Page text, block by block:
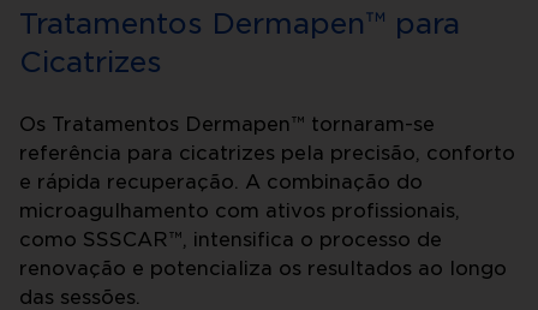
Tratamentos Dermapen™ para
Cicatrizes
Os Tratamentos Dermapen™ tornaram-se
referência para cicatrizes pela precisão, conforto
e rápida recuperação. A combinação do
microagulhamento com ativos profissionais,
como SSSCAR™, intensifica o processo de
renovação e potencializa os resultados ao longo
das sessões.